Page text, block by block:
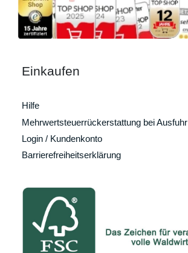
Einkaufen
Hilfe
Mehrwertsteuerrückerstattung bei Ausfuhr
Login / Kundenkonto
Barrierefreiheitserklärung